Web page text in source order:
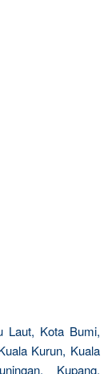
Laut, Kota Bumi,
Kurun, Kuala
Kupang,